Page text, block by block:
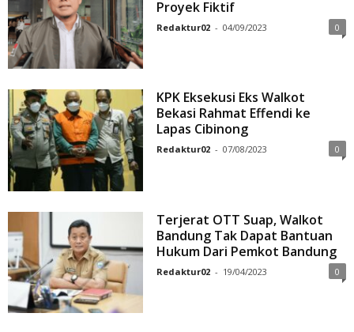
Proyek Fiktif
Redaktur02 - 04/09/2023 0
KPK Eksekusi Eks Walkot
Bekasi Rahmat Effendi ke
Lapas Cibinong
Redaktur02 - 07/08/2023 0
Terjerat OTT Suap, Walkot
Bandung Tak Dapat Bantuan
Hukum Dari Pemkot Bandung
Redaktur02 - 19/04/2023 0